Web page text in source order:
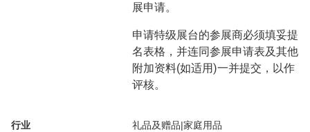
展申请。
申请特级展台的参展商必须填妥提
名表格，并连同参展申请表及其他
附加资料(如适用)一并提交，以作
评核。
行业 礼品及赠品|家庭用品